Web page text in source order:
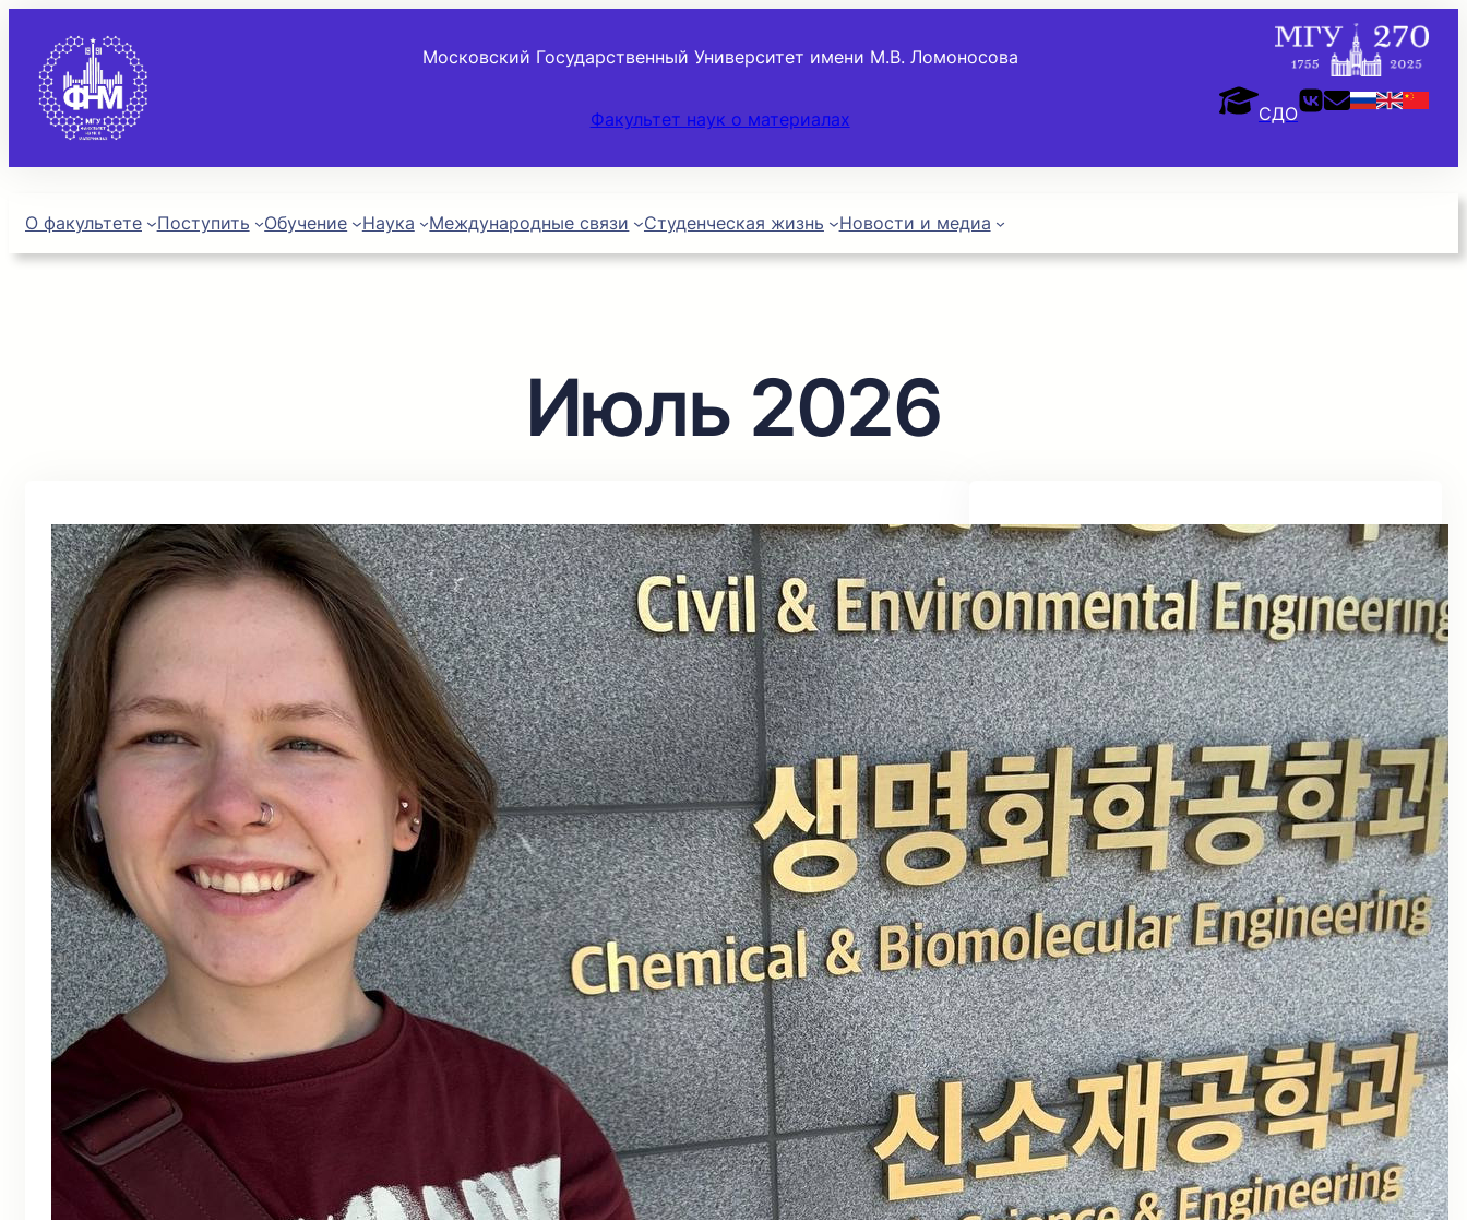
Московский Государственный Университет имени М.В. Ломоносова
Факультет наук о материалах СДО
О факультете Поступить Обучение Наука Международные связи Студенческая жизнь Новости и медиа
Июль 2026
Архив новостей
Июль 2026
Июнь 2026
Май 2026
Апрель 2026
Март 2026
Февраль 2026
Ноябрь 2025
Май 2025
Апрель 2025
Ноябрь 2024
Октябрь 2024
Сентябрь 2024
Август 2024
Июль 2024
Июнь 2024
Архив новостей с 2006 года по май
2024